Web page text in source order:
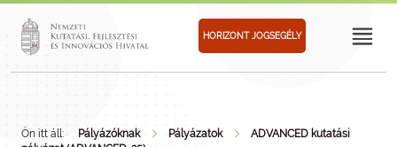
HORIZONT JOGSEGÉLY
Ön itt áll: Pályázóknak Pályázatok
ADVANCED kutatási